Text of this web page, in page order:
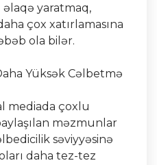
əlaqə yaratmaq,
çox xatırlamasına
ola bilər.
Yüksək Cəlbetmə
mediada çoxlu
məzmunlar
səviyyəsinə
daha tez-tez